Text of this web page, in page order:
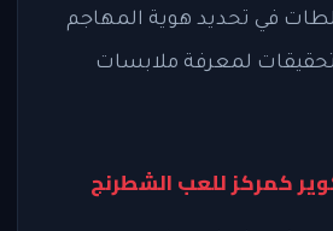
في تحديد هوية المهاجم
لمعرفة ملابسات
كمركز للعب الشطرنج